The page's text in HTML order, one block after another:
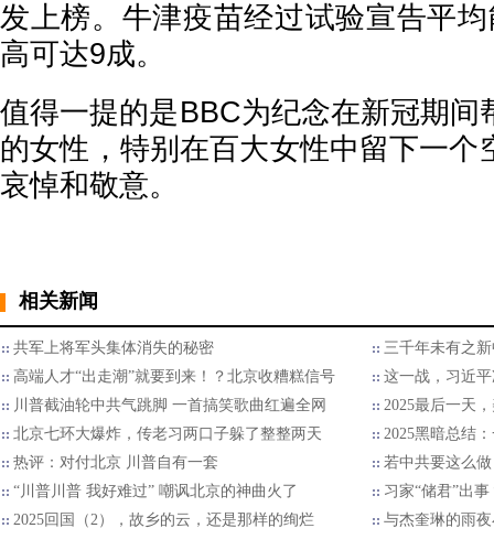
发上榜。牛津疫苗经过试验宣告平
高可达9成。
值得一提的是BBC为纪念在新冠期间
的女性，特别在百大女性中留下一个
哀悼和敬意。
相关新闻
共军上将军头集体消失的秘密
三千年未有之
高端人才“出走潮”就要到来！？北京收糟糕信号
这一战，习近
川普截油轮中共气跳脚 一首搞笑歌曲红遍全网
2025最后一天
北京七环大爆炸，传老习两口子躲了整整两天
2025黑暗总结
热评：对付北京 川普自有一套
若中共要这么
“川普川普 我好难过” 嘲讽北京的神曲火了
习家“储君”出
2025回国（2），故乡的云，还是那样的绚烂
与杰奎琳的雨